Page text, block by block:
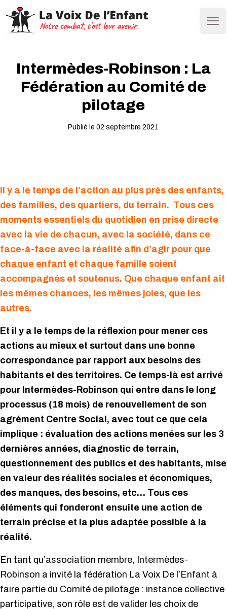
Intermèdes-Robinson : La
Fédération au Comité de
pilotage
Publié le 02 septembre 2021
Il y a le temps de l’action au plus près des enfants,
des familles, des quartiers, du terrain. Tous ces
moments essentiels du quotidien en prise directe
avec la vie de chacun, avec la société, dans ce
face-à-face avec la réalité afin d’agir pour que
chaque enfant et chaque famille soient
accompagnés et soutenus. Que chaque enfant ait
les mêmes chances, les mêmes joies, que les
autres.
Et il y a le temps de la réflexion pour mener ces
actions au mieux et surtout dans une bonne
correspondance par rapport aux besoins des
habitants et des territoires. Ce temps-là est arrivé
pour Intermèdes-Robinson qui entre dans le long
processus (18 mois) de renouvellement de son
agrément Centre Social, avec tout ce que cela
implique : évaluation des actions menées sur les 3
dernières années, diagnostic de terrain,
questionnement des publics et des habitants, mise
en valeur des réalités sociales et économiques,
des manques, des besoins, etc… Tous ces
éléments qui fonderont ensuite une action de
terrain précise et la plus adaptée possible à la
réalité.
En tant qu’association membre, Intermèdes-
Robinson a invité la fédération La Voix De l’Enfant à
faire partie du Comité de pilotage : instance collective
participative, son rôle est de valider les choix de